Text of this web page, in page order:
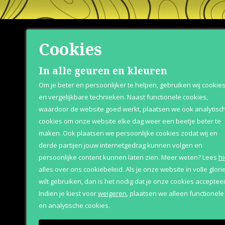
Shop
Herenparfum
Damesparfum
Merken
Geschenksets
Aanbiedingen
Over
Retourneren
Bezorging
Cookies
In alle geuren en kleuren
Om je beter en persoonlijker te helpen, gebruiken wij cookies
en vergelijkbare technieken. Naast functionele cookies,
waardoor de website goed werkt, plaatsen we ook
cookies om onze website elke dag weer een beetje beter te
maken. Ook plaatsen we persoonlijke cookies zodat wij en
derde partijen jouw internetgedrag kunnen volgen en
persoonlijke content kunnen laten zien. Meer weten?Lees
alles over ons cookiebeleid. Als je onze website in volle glorie
wilt gebruiken, dan is het nodig dat je onze cookies
Indien je kiest voorweigeren,plaatsen we alleen functionele
en analytische cookies.